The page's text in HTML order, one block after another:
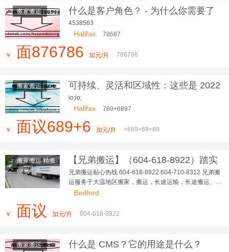
搬家搬运
什么是客户角色？ - 为什么你需要了
解你的
4538563
Halifax 78687
￥ 面876786 加元/月 786786
搬家搬运
可持续、灵活和区域性：这些是 2022
年最美的室内设计趋势
io;io;
Halifax 789+6897
￥ 面议689+6 加元/月 +689+69+89
搬家搬运 精搬
钢琴
【兄弟搬运】（604-618-8922）踏实
可靠，大小搬家，长短途...
兄弟搬运贴心热线 604-618-8922 604-710-8312 兄弟搬
运服务于大温地区搬家，搬运，长途运输，长途搬运、精
搬钢琴、垃圾清理、各种疑难搬运 多年，政府注册，有完
司有多台厢式货车，我们本着以德为本，以信为先，让您
Bedford
￥ 面议 加元/月 604-618-8922
搬家搬运 什么是 CMS？它的用途是什么？